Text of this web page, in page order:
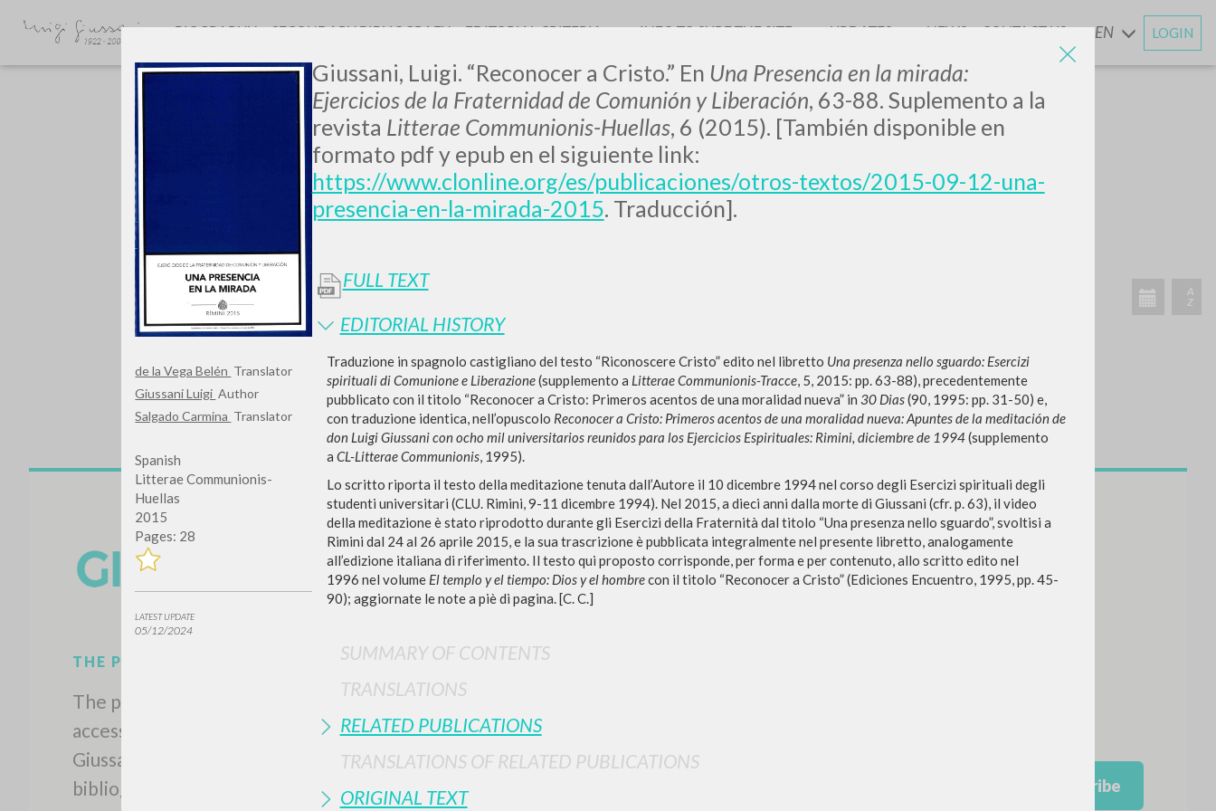
de la Vega Belén Translator
Giussani Luigi Author
Salgado Carmina Translator
Spanish
Litterae Communionis-
Huellas
2015
Pages: 28
LATEST UPDATE
05/12/2024
Giussani, Luigi. “Reconocer a Cristo.” En Una Presencia en la mirada:
Ejercicios de la Fraternidad de Comunión y Liberación, 63-88. Suplemento a la
revista Litterae Communionis-Huellas, 6 (2015). [También disponible en
formato pdf y epub en el siguiente link:
https://www.clonline.org/es/publicaciones/otros-textos/2015-09-12-una-
presencia-en-la-mirada-2015. Traducción].
FULL TEXT
EDITORIAL HISTORY
Traduzione in spagnolo castigliano del testo “Riconoscere Cristo” edito nel libretto Una presenza nello sguardo: Esercizi
spirituali di Comunione e Liberazione(supplemento a Litterae Communionis-Tracce, 5, 2015: pp. 63-88), precedentemente
pubblicato con il titolo “Reconocer a Cristo: Primeros acentos de una moralidad nueva” in 30 Dias(90, 1995: pp. 31-50) e,
con traduzione identica, nell’opuscolo Reconocer a Cristo: Primeros acentos de una moralidad nueva: Apuntes de la meditación de
don Luigi Giussani con ocho mil universitarios reunidos para los Ejercicios Espirituales: Rimini, diciembre de 1994(supplemento
a CL-Litterae Communionis, 1995).
Lo scritto riporta il testo della meditazione tenuta dall’Autore il 10 dicembre 1994 nel corso degli Esercizi spirituali degli
studenti universitari (CLU. Rimini, 9-11 dicembre 1994). Nel 2015, a dieci anni dalla morte di Giussani (cfr. p. 63), il video
della meditazione è stato riprodotto durante gli Esercizi della Fraternità dal titolo “Una presenza nello sguardo”, svoltisi a
Rimini dal 24 al 26 aprile 2015, e la sua trascrizione è pubblicata integralmente nel presente libretto, analogamente
all’edizione italiana di riferimento. Il testo qui proposto corrisponde, per forma e per contenuto, allo scritto edito nel
1996 nel volume El templo y el tiempo: Dios y el hombrecon il titolo “Reconocer a Cristo”(Ediciones Encuentro, 1995, pp. 45-
90); aggiornate le note a piè di pagina. [C. C.]
SUMMARY OF CONTENTS
TRANSLATIONS
RELATED PUBLICATIONS
TRANSLATIONS OF RELATED PUBLICATIONS
ORIGINAL TEXT
BIOGRAPHY SECONDARY BIBLIOGRAFY EDITORIAL CRITERIA INFO TO SURF THE SITE UPDATESANDNEWS CONTACT US EN LOGIN
0RESULTS FOUND
View details by type
TYPE OF WORK
A
Z
MORE RESULTS
THE PROJECT
The portal collects and gives
access to the writings of Luigi
Giussani: nearly 5,000
bibliographic references, full
BROWSE
Advanced search »
Il PerCorso
Contact us
Login
Subscribe